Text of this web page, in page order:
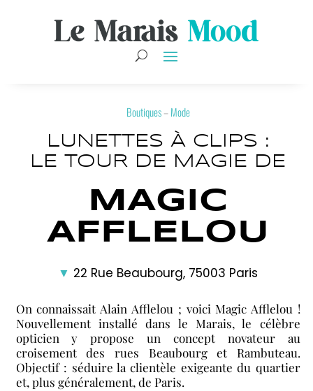
Boutiques–Mode
LUNETTES À CLIPS :
LE TOUR DE MAGIE DE
MAGIC
AFFLELOU
▼ 22 Rue Beaubourg, 75003 Paris
On connaissait Alain Afflelou ; voici Magic Afflelou !
Nouvellement installé dans le Marais, le célèbre
opticien y propose un concept novateur au
croisement des rues Beaubourg et Rambuteau.
Objectif : séduire la clientèle exigeante du quartier
et, plus généralement, de Paris.